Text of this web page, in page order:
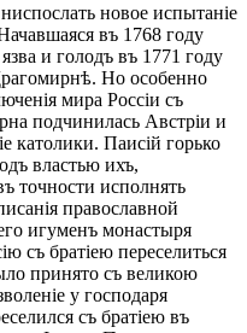
новое испытаніе
въ 1768 году
и голодъ въ 1771 году
Но особенно
мира Россіи съ
подчинилась Австріи и
католики. Паисій горько
властью ихъ,
точности исполнять
православной
игуменъ монастыря
съ братіею переселиться
принято съ великою
у господаря
съ братіею въ